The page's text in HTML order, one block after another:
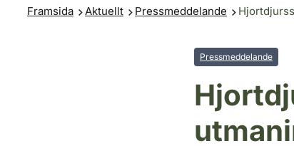
Framsida Aktuellt Pressmeddelande
Pressmeddelande